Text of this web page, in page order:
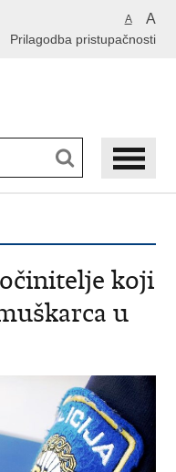
A A
Prilagodba pristupačnosti
koji
u